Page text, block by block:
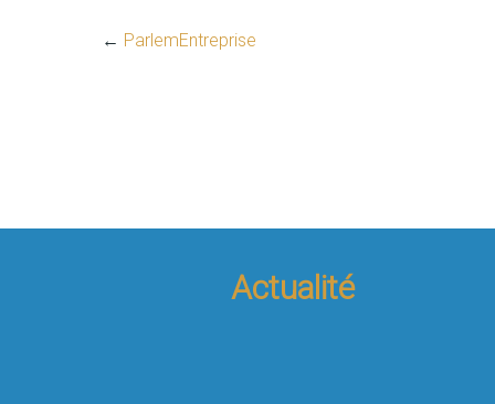
← ParlemEntreprise
Actualité